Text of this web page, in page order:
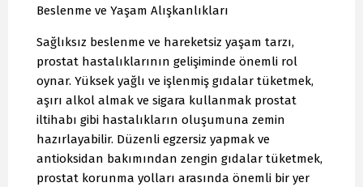
Beslenme ve Yaşam Alışkanlıkları
Sağlıksız beslenme ve hareketsiz yaşam tarzı,
prostat hastalıklarının gelişiminde önemli rol
oynar. Yüksek yağlı ve işlenmiş gıdalar tüketmek,
aşırı alkol almak ve sigara kullanmak prostat
iltihabı gibi hastalıkların oluşumuna zemin
hazırlayabilir. Düzenli egzersiz yapmak ve
antioksidan bakımından zengin gıdalar tüketmek,
prostat korunma yolları arasında önemli bir yer